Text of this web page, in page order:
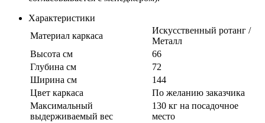
Характеристики
Материал каркаса
Искусственный ротанг /
Металл
Высота см
66
Глубина см
72
Ширина см
144
Цвет каркаса
По желанию заказчика
Максимальный
выдерживаемый вес
130 кг на посадочное
место